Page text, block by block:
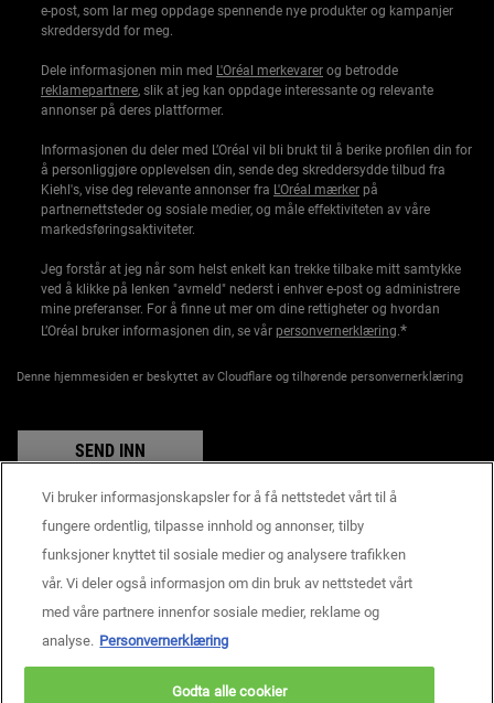
e-post, som lar meg oppdage spennende nye produkter og kampanjer
skreddersydd for meg.
Dele informasjonen min med L'Oréal merkevarer og betrodde
reklamepartnere, slik at jeg kan oppdage interessante og relevante
annonser på deres plattformer.
Informasjonen du deler med L’Oréal vil bli brukt til å berike profilen din for
å personliggjøre opplevelsen din, sende deg skreddersydde tilbud fra
Kiehl's, vise deg relevante annonser fra L'Oréal mærker på
partnernettsteder og sosiale medier, og måle effektiviteten av våre
markedsføringsaktiviteter.
Jeg forstår at jeg når som helst enkelt kan trekke tilbake mitt samtykke
ved å klikke på lenken "avmeld" nederst i enhver e-post og administrere
mine preferanser. For å finne ut mer om dine rettigheter og hvordan
L’Oréal bruker informasjonen din, se vår personvernerklæring.*
Denne hjemmesiden er beskyttet av Cloudflare og tilhørende personvernerklæring
SEND INN
Produsentinformasjon
KIEHL'S
14, rue Royale - 75008 Paris France
consumercare@dk.oaccare.com
BETALINGSINNSTILLINGER
Vi bruker informasjonskapsler for å få nettstedet vårt til å
fungere ordentlig, tilpasse innhold og annonser, tilby
funksjoner knyttet til sosiale medier og analysere trafikken
vår. Vi deler også informasjon om din bruk av nettstedet vårt
med våre partnere innenfor sosiale medier, reklame og
analyse. Personvernerklæring
Godta alle cookier